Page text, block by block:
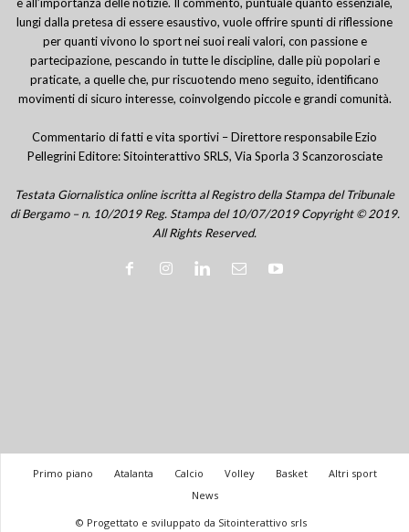
lungi dalla pretesa di essere esaustivo, vuole offrire spunti di riflessione
per quanti vivono lo sport nei suoi reali valori, con passione e
partecipazione, pescando in tutte le discipline, dalle più popolari e
praticate, a quelle che, pur riscuotendo meno seguito, identificano
movimenti di sicuro interesse, coinvolgendo piccole e grandi comunità.
Commentario di fatti e vita sportivi – Direttore responsabile Ezio
Pellegrini Editore: Sitointerattivo SRLS, Via Sporla 3 Scanzorosciate
Testata Giornalistica online iscritta al Registro della Stampa del Tribunale
di Bergamo – n. 10/2019 Reg. Stampa del 10/07/2019 Copyright © 2019.
All Rights Reserved.
Primo piano Atalanta Calcio Volley Basket
Altri sport
News
© Progettato e sviluppato da Sitointerattivo srls